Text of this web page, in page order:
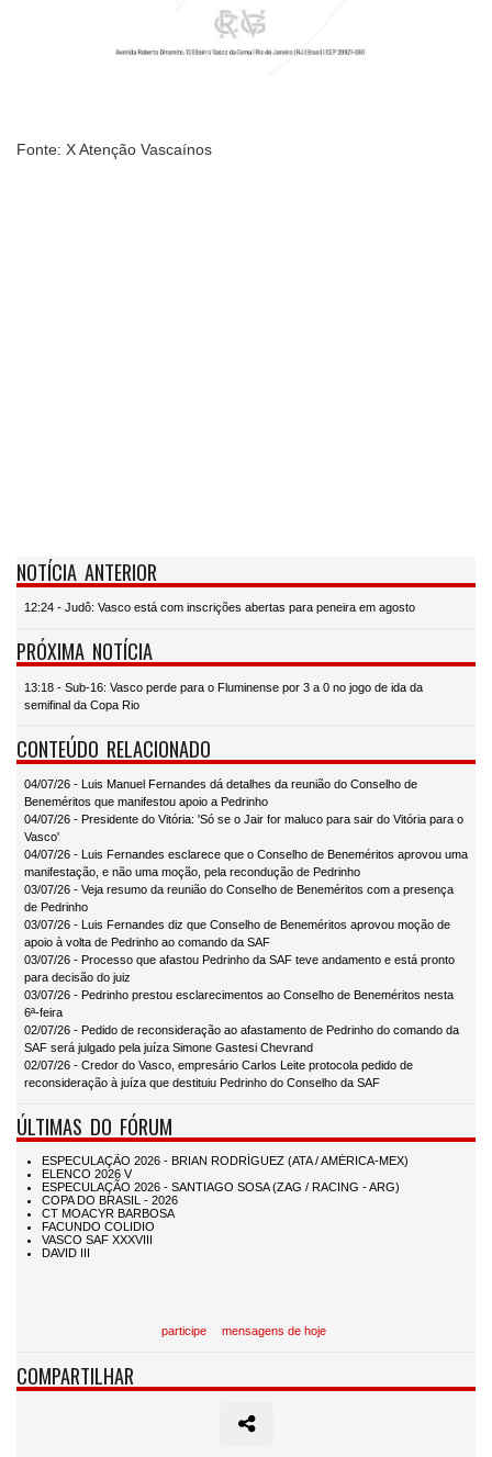
Fonte: X Atenção Vascaínos
NOTÍCIA ANTERIOR
12:24 - Judô: Vasco está com inscrições abertas para peneira em agosto
PRÓXIMA NOTÍCIA
13:18 - Sub-16: Vasco perde para o Fluminense por 3 a 0 no jogo de ida da
semifinal da Copa Rio
CONTEÚDO RELACIONADO
04/07/26 - Luis Manuel Fernandes dá detalhes da reunião do Conselho de
Beneméritos que manifestou apoio a Pedrinho
04/07/26 - Presidente do Vitória: 'Só se o Jair for maluco para sair do Vitória para o
Vasco'
04/07/26 - Luis Fernandes esclarece que o Conselho de Beneméritos aprovou uma
manifestação, e não uma moção, pela recondução de Pedrinho
03/07/26 - Veja resumo da reunião do Conselho de Beneméritos com a presença
de Pedrinho
03/07/26 - Luis Fernandes diz que Conselho de Beneméritos aprovou moção de
apoio à volta de Pedrinho ao comando da SAF
03/07/26 - Processo que afastou Pedrinho da SAF teve andamento e está pronto
para decisão do juiz
03/07/26 - Pedrinho prestou esclarecimentos ao Conselho de Beneméritos nesta
6ª-feira
02/07/26 - Pedido de reconsideração ao afastamento de Pedrinho do comando da
SAF será julgado pela juíza Simone Gastesi Chevrand
02/07/26 - Credor do Vasco, empresário Carlos Leite protocola pedido de
reconsideração à juíza que destituiu Pedrinho do Conselho da SAF
ÚLTIMAS DO FÓRUM
participe mensagens de hoje
COMPARTILHAR